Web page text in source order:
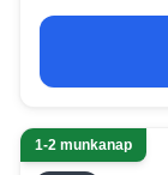
1-2 munkanap